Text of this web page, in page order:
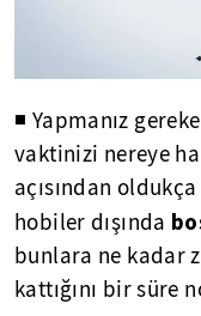
◾ Yapmanız
vaktinizi nereye
açısından
hobiler dışında
bunlara ne kadar
kattığını bir süre